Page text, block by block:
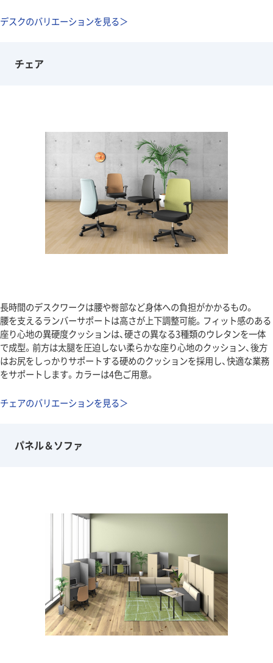
デスクのバリエーションを見る＞
チェア
長時間のデスクワークは腰や臀部など身体への負担がかかるもの。
腰を支えるランバーサポートは高さが上下調整可能。フィット感のある
座り心地の異硬度クッションは、硬さの異なる3種類のウレタンを一体
で成型。前方は太腿を圧迫しない柔らかな座り心地のクッション、後方
はお尻をしっかりサポートする硬めのクッションを採用し、快適な業務
をサポートします。カラーは4色ご用意。
チェアのバリエーションを見る＞
パネル＆ソファ